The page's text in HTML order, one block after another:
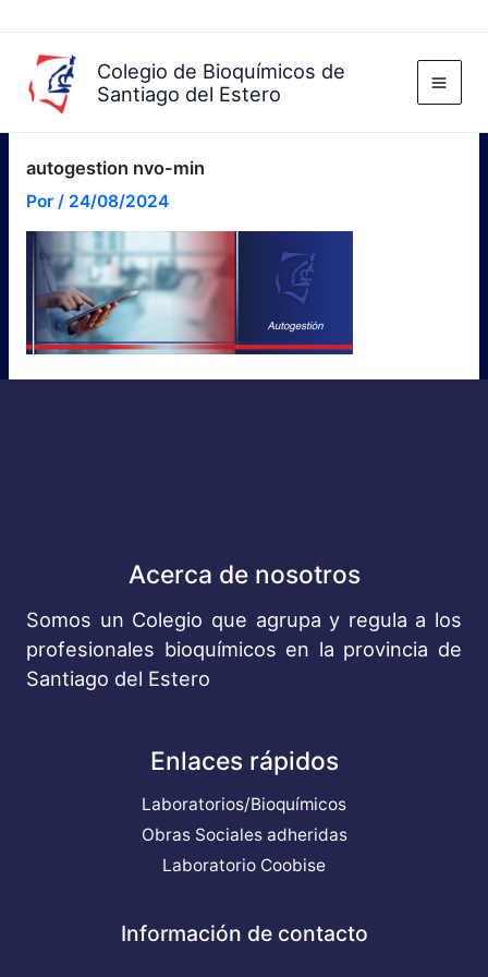
contenido
Colegio de Bioquímicos de
Santiago del Estero
autogestion nvo-min
Por / 24/08/2024
Acerca de nosotros
Somos un Colegio que agrupa y regula a los
profesionales bioquímicos en la provincia de
Santiago del Estero
Enlaces rápidos
Laboratorios/Bioquímicos
Obras Sociales adheridas
Laboratorio Coobise
Información de contacto